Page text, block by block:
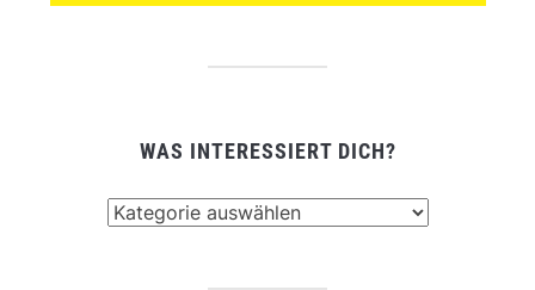
WAS INTERESSIERT DICH?